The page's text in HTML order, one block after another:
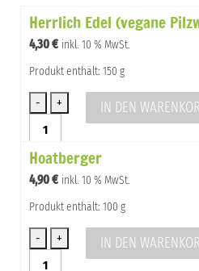
Herrlich Edel (vegane
4,30€ inkl. 10 % MwSt.
Produkt enthält: 150 g
Edel
(vegane
Pilzwurst)
Menge
IN DEN
Hoatberger
4,90€ inkl. 10 % MwSt.
Produkt enthält: 100 g
IN DEN